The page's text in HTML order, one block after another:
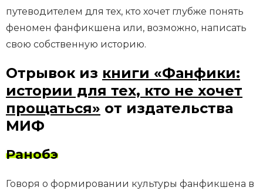
путеводителем для тех, кто хочет глубже понять
феномен фанфикшена или, возможно, написать
свою собственную историю.
Отрывок из книги «Фанфики:
истории для тех, кто не хочет
прощаться» от издательства
МИФ
Ранобэ
Говоря о формировании культуры фанфикшена в